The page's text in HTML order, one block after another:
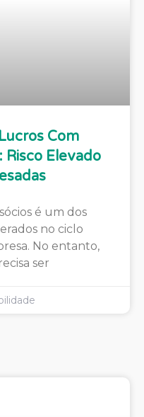
Com
Risco Elevado
é um dos
no ciclo
No entanto,
ser